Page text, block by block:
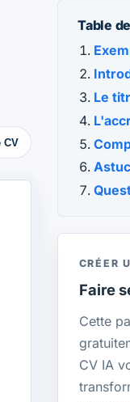
CV
Table
Le
CRÉER
Faire
Cette
CV IA